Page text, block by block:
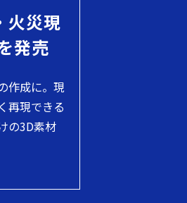
火災現
発売
作成に。現
再現できる
の3D素材